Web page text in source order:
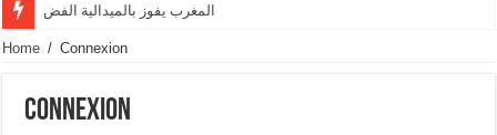
المغرب يفوز بالميدالية الفضية وينال تنوي
Home / Connexion
Connexion